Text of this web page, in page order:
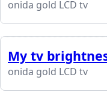
onida gold LCD tv
My tv
onida gold LCD tv